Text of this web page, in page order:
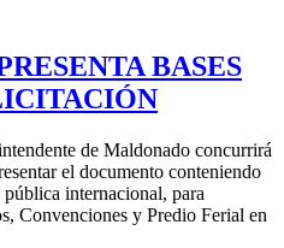
BASES
de Maldonado concurrirá
el documento conteniendo
internacional, para
Convenciones y Predio Ferial en